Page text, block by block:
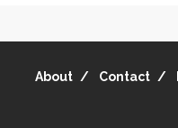
About Contact